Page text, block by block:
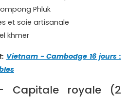
Phluk
et soie artisanale
khmer
Vietnam - Cambodge 16 jours :
Capitale royale (2